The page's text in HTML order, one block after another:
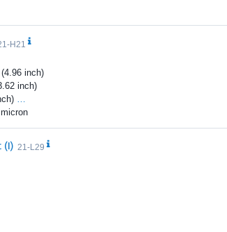
H21
inch)
inch)
(I) 21-L29